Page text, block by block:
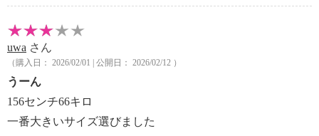
uwa さん
（購入日： 2026/02/01 | 公開日： 2026/02/12 ）
うーん
156センチ66キロ
一番大きいサイズ選びました